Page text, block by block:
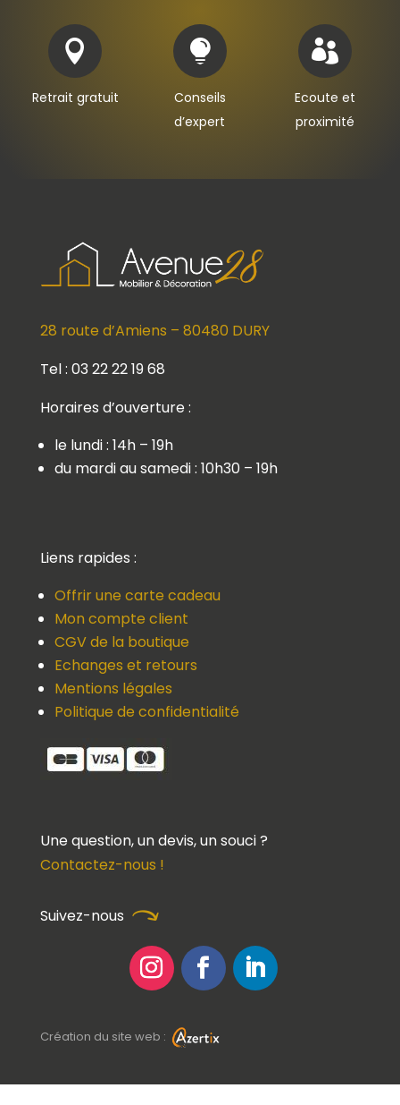

Retrait gratuit

Conseils
d’expert

Ecoute et
proximité
28 route d’Amiens – 80480 DURY
Tel : 03 22 22 19 68
Horaires d’ouverture :
le lundi : 14h – 19h
du mardi au samedi : 10h30 – 19h
Liens rapides :
Offrir une carte cadeau
Mon compte client
CGV de la boutique
Echanges et retours
Mentions légales
Politique de confidentialité
Une question, un devis, un souci ?
Contactez-nous !
Suivez-nous
Création du site web :